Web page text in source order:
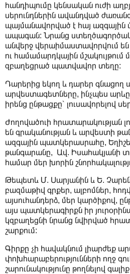
հանդիպումը կենսական ուժի
սերունդներին ավանդված
պայմանավորված է հայ ազգային
ապագան: Նրանց
անվերջ վերաիմաստավորվում են
ու համամարդկային մշակույթում
զբաղեցրած պատվավոր տեղը:
Դարերից եկող և դարեր գնացող
արվեստագետները, ինչպես
իրենց ընթացքը՝ լուսավորելով
Ժողովածուի հրատարակության
են գրականության և արվեստի
ազգային պատկերասրահը,
թանգարանը, Ավ. Իսահակյանի
համար մեր խորին
Թեպետև Մ. Սարյանին և Ե.
բազմաթիվ գրքեր, ալբոմներ,
այսուհանդերձ, մեր կարծիքով,
այս պատկերագիրքն իր
կզբաղեցնի նրանց նվիրված
շարքում:
Գիրքը չի հավակնում լիարժեք
փոխհարաբերությունների ողջ
շարունակությունը թողնելով